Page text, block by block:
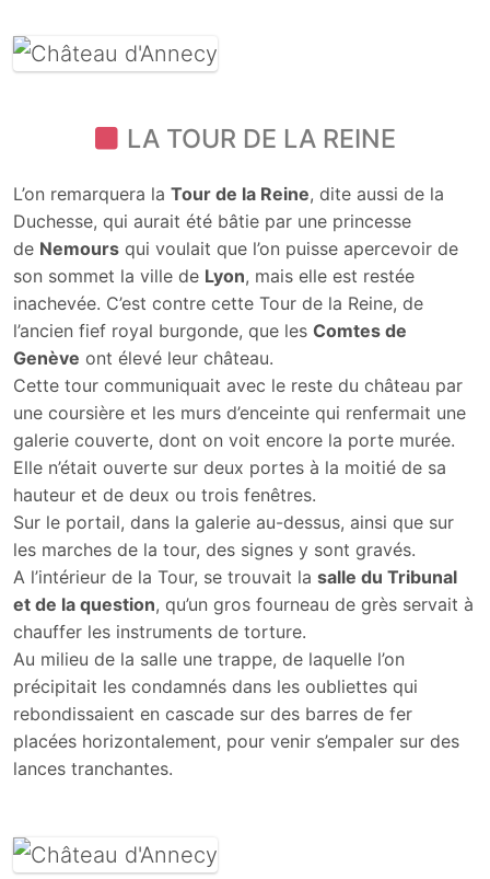
LA TOUR DE LA REINE
L’on remarquera la Tour de la Reine, dite aussi de la
Duchesse, qui aurait été bâtie par une princesse
de Nemours qui voulait que l’on puisse apercevoir de
son sommet la ville de Lyon, mais elle est restée
inachevée. C’est contre cette Tour de la Reine, de
l’ancien fief royal burgonde, que les Comtes de
Genève ont élevé leur château.
Cette tour communiquait avec le reste du château par
une coursière et les murs d’enceinte qui renfermait une
galerie couverte, dont on voit encore la porte murée.
Elle n’était ouverte sur deux portes à la moitié de sa
hauteur et de deux ou trois fenêtres.
Sur le portail, dans la galerie au-dessus, ainsi que sur
les marches de la tour, des signes y sont gravés.
A l’intérieur de la Tour, se trouvait la salle du Tribunal
et de la question, qu’un gros fourneau de grès servait à
chauffer les instruments de torture.
Au milieu de la salle une trappe, de laquelle l’on
précipitait les condamnés dans les oubliettes qui
rebondissaient en cascade sur des barres de fer
placées horizontalement, pour venir s’empaler sur des
lances tranchantes.